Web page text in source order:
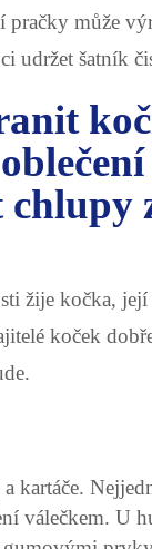
může
udržet šatník
žije kočka, její
koček
kartáče.
válečkem. U